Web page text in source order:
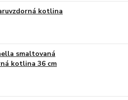
kotlina
smaltovaná
kotlina 36 cm